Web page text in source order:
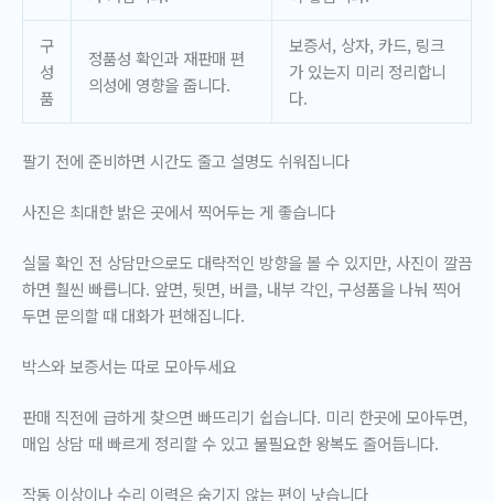
구
성
품
정품성 확인과 재판매 편
의성에 영향을 줍니다.
보증서, 상자, 카드, 링크
가 있는지 미리 정리합니
다.
팔기 전에 준비하면 시간도 줄고 설명도 쉬워집니다
사진은 최대한 밝은 곳에서 찍어두는 게 좋습니다
실물 확인 전 상담만으로도 대략적인 방향을 볼 수 있지만, 사진이 깔끔
하면 훨씬 빠릅니다. 앞면, 뒷면, 버클, 내부 각인, 구성품을 나눠 찍어
두면 문의할 때 대화가 편해집니다.
박스와 보증서는 따로 모아두세요
판매 직전에 급하게 찾으면 빠뜨리기 쉽습니다. 미리 한곳에 모아두면,
매입 상담 때 빠르게 정리할 수 있고 불필요한 왕복도 줄어듭니다.
작동 이상이나 수리 이력은 숨기지 않는 편이 낫습니다